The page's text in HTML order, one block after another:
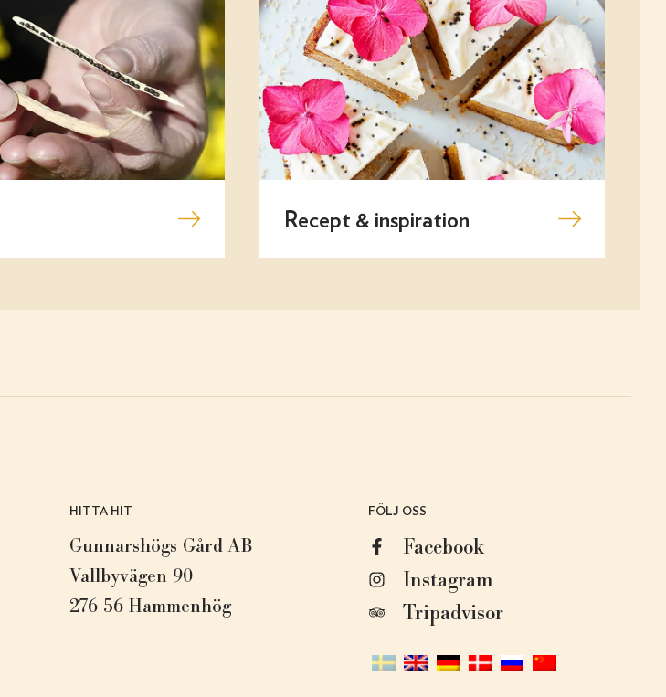
Recept & inspiration
HITTA HIT
Gunnarshögs Gård AB
Vallbyvägen 90
276 56 Hammenhög
FÖLJ OSS
Facebook
Instagram
Tripadvisor